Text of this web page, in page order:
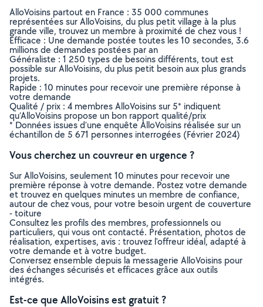
AlloVoisins partout en France : 35 000 communes
représentées sur AlloVoisins, du plus petit village à la plus
grande ville, trouvez un membre à proximité de chez vous !
Efficace : Une demande postée toutes les 10 secondes, 3.6
millions de demandes postées par an
Généraliste : 1 250 types de besoins différents, tout est
possible sur AlloVoisins, du plus petit besoin aux plus grands
projets.
Rapide : 10 minutes pour recevoir une première réponse à
votre demande
Qualité / prix : 4 membres AlloVoisins sur 5* indiquent
qu’AlloVoisins propose un bon rapport qualité/prix
* Données issues d’une enquête AlloVoisins réalisée sur un
échantillon de 5 671 personnes interrogées (Février 2024)
Vous cherchez un couvreur en urgence ?
Sur AlloVoisins, seulement 10 minutes pour recevoir une
première réponse à votre demande. Postez votre demande
et trouvez en quelques minutes un membre de confiance,
autour de chez vous, pour votre besoin urgent de couverture
- toiture
Consultez les profils des membres, professionnels ou
particuliers, qui vous ont contacté. Présentation, photos de
réalisation, expertises, avis : trouvez l'offreur idéal, adapté à
votre demande et à votre budget.
Conversez ensemble depuis la messagerie AlloVoisins pour
des échanges sécurisés et efficaces grâce aux outils
intégrés.
Est-ce que AlloVoisins est gratuit ?